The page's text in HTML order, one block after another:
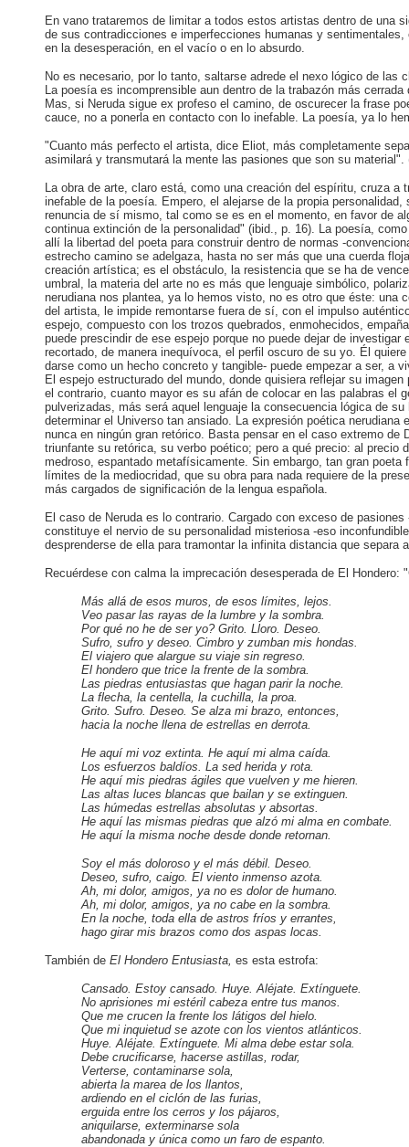
En vano trataremos de limitar a todos estos artistas dentro de una
de sus contradicciones e imperfecciones humanas y
en la desesperación, en el vacío o en lo absurdo.
No es necesario, por lo tanto, saltarse adrede el nexo lógico de
La poesía es incomprensible aun dentro de la trabazón más
Mas, si Neruda sigue ex profeso el camino, de oscurecer la frase
cauce, no a ponerla en contacto con lo inefable. La poesía, ya lo
"Cuanto más perfecto el artista, dice Eliot, más completamente
asimilará y transmutará la mente las pasiones que son su
La obra de arte, claro está, como una creación del espíritu, cruza
inefable de la poesía. Empero, el alejarse de la propia
renuncia de sí mismo, tal como se es en el momento, en favor de
continua extinción de la personalidad" (ibid., p. 16). La poesía,
allí la libertad del poeta para construir dentro de normas -
estrecho camino se adelgaza, hasta no ser más que una cuerda
creación artística; es el obstáculo, la resistencia que se ha de
umbral, la materia del arte no es más que lenguaje simbólico,
nerudiana nos plantea, ya lo hemos visto, no es otro que éste: una
del artista, le impide remontarse fuera de sí, con el impulso
espejo, compuesto con los trozos quebrados, enmohecidos,
puede prescindir de ese espejo porque no puede dejar de
recortado, de manera inequívoca, el perfil oscuro de su yo. Él
darse como un hecho concreto y tangible- puede empezar a ser, a
El espejo estructurado del mundo, donde quisiera reflejar su
el contrario, cuanto mayor es su afán de colocar en las palabras el
pulverizadas, más será aquel lenguaje la consecuencia lógica de
determinar el Universo tan ansiado. La expresión poética
nunca en ningún gran retórico. Basta pensar en el caso extremo
triunfante su retórica, su verbo poético; pero a qué precio: al
medroso, espantado metafísicamente. Sin embargo, tan gran
límites de la mediocridad, que su obra para nada requiere de la
más cargados de significación de la lengua española.
El caso de Neruda es lo contrario. Cargado con exceso de
constituye el nervio de su personalidad misteriosa -eso
desprenderse de ella para tramontar la infinita distancia que separa
Recuérdese con calma la imprecación desesperada de El
Más allá de esos muros, de esos límites, lejos.
Veo pasar las rayas de la lumbre y la sombra.
Por qué no he de ser yo? Grito. Lloro. Deseo.
Sufro, sufro y deseo. Cimbro y zumban mis hondas.
El viajero que alargue su viaje sin regreso.
El hondero que trice la frente de la sombra.
Las piedras entusiastas que hagan parir la noche.
La flecha, la centella, la cuchilla, la proa.
Grito. Sufro. Deseo. Se alza mi brazo, entonces,
hacia la noche llena de estrellas en derrota.
He aquí mi voz extinta. He aquí mi alma caída.
Los esfuerzos baldíos. La sed herida y rota.
He aquí mis piedras ágiles que vuelven y me hieren.
Las altas luces blancas que bailan y se extinguen.
Las húmedas estrellas absolutas y absortas.
He aquí las mismas piedras que alzó mi alma en combate.
He aquí la misma noche desde donde retornan.
Soy el más doloroso y el más débil. Deseo.
Deseo, sufro, caigo. El viento inmenso azota.
Ah, mi dolor, amigos, ya no es dolor de humano.
Ah, mi dolor, amigos, ya no cabe en la sombra.
En la noche, toda ella de astros fríos y errantes,
hago girar mis brazos como dos aspas locas.
También de El Hondero Entusiasta, es esta estrofa:
Cansado. Estoy cansado. Huye. Aléjate. Extínguete.
No aprisiones mi estéril cabeza entre tus manos.
Que me crucen la frente los látigos del hielo.
Que mi inquietud se azote con los vientos atlánticos.
Huye. Aléjate. Extínguete. Mi alma debe estar sola.
Debe crucificarse, hacerse astillas, rodar,
Verterse, contaminarse sola,
abierta la marea de los llantos,
ardiendo en el ciclón de las furias,
erguida entre los cerros y los pájaros,
aniquilarse, exterminarse sola
abandonada y única como un faro de espanto.